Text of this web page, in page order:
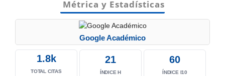
Métrica y Estadísticas
Google Académico
1.8k
TOTAL CITAS
21
ÍNDICE H
60
ÍNDICE I10